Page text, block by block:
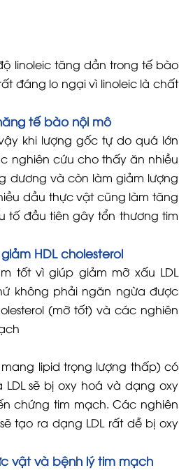
linoleic tăng dần trong tế bào
đáng lo ngại vì linoleic là chất
tế bào nội mô
khi lượng gốc tự do quá lớn
nghiên cứu cho thấy ăn nhiều
dương và còn làm giảm lượng
dầu thực vật cũng làm tăng
tố đầu tiên gây tổn thương tim
HDL cholesterol
tốt vì giúp giảm mỡ xấu LDL
không phải ngăn ngừa được
(mỡ tốt) và các nghiên
lipid trọng lượng thấp) có
sẽ bị oxy hoá và dạng oxy
chứng tim mạch. Các nghiên
tạo ra dạng LDL rất dễ bị oxy
vật và bệnh lý tim mạch